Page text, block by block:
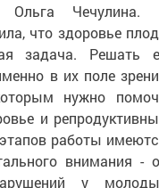
Ольга Чечулина.
что здоровье
задача. Решать
в их поле
нужно
и
работы
внимания -
у